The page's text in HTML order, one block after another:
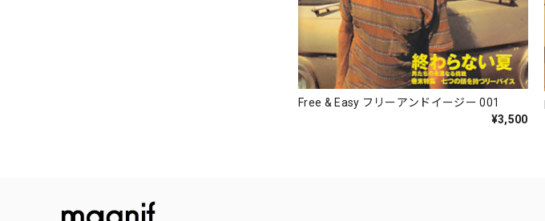
Free & Easy フリーアンドイージー 001
¥3,500